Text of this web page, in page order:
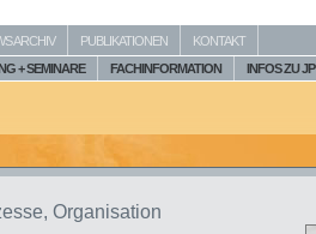
ARCHIV PUBLIKATIONEN KONTAKT
+ SEMINARE FACHINFORMATION INFOS ZU JP
Organisation